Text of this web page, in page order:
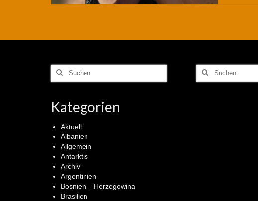
Suchen
Kategorien
Aktuell
Albanien
Allgemein
Antarktis
Archiv
Argentinien
Bosnien – Herzegowina
Brasilien
Suchen